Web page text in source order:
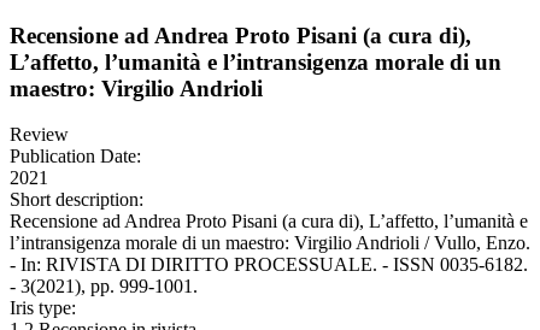
Recensione ad Andrea Proto Pisani (a cura di),
L’affetto, l’umanità e l’intransigenza morale di un
maestro: Virgilio Andrioli
Review
Publication Date:
2021
Short description:
Recensione ad Andrea Proto Pisani (a cura di), L’affetto, l’umanità e
l’intransigenza morale di un maestro: Virgilio Andrioli / Vullo, Enzo.
- In: RIVISTA DI DIRITTO PROCESSUALE. - ISSN 0035-6182.
- 3(2021), pp. 999-1001.
Iris type: